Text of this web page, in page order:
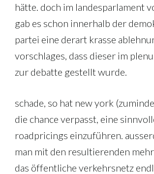
hätte. doch im landesparlament
gab es schon innerhalb der
partei eine derart krasse
vorschlages, dass dieser im
zur debatte gestellt wurde.
schade, so hat new york
die chance verpasst, eine
roadpricings einzuführen.
man mit den resultierenden
das öffentliche verkehrsnetz